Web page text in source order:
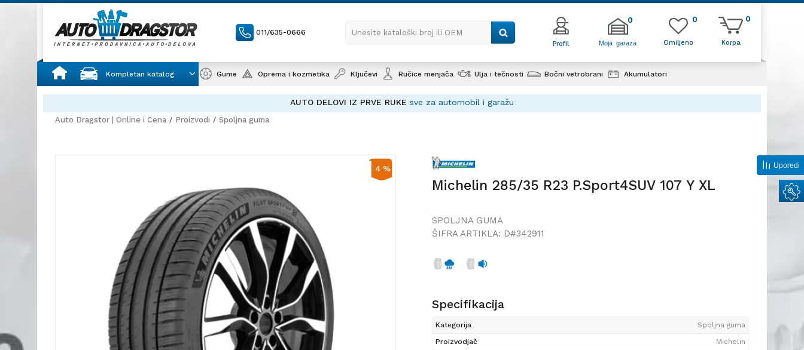
011/635-0666 Unesite kataloški broj ili OEM
Profil Moja garaza
0
Korpa
0
Omiljeno
0
Kompletan katalog Gume Oprema i kozmetika Ključevi Ručice menjača Ulja i tečnosti Bočni vetrobrani Akumulatori
AUTO DELOVI IZ PRVE RUKE sve za automobil i garažu
Auto Dragstor | Online i Cena Proizvodi Spoljna guma
4 %
Michelin 285/35 R23 P.Sport4SUV 107 Y XL
SPOLJNA GUMA
ŠIFRA ARTIKLA: D#342911
Specifikacija
Kategorija
Spoljna guma
Proizvodjač
Michelin
Uporedi